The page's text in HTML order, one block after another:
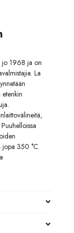
jo 1968 ja on
La
jopa 350 °C.